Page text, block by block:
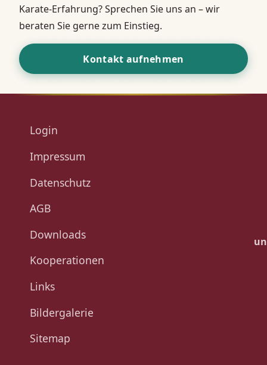
Karate-Erfahrung? Sprechen Sie uns an – wir
beraten Sie gerne zum Einstieg.
Kontakt aufnehmen
Login
Impressum
Datenschutz
AGB
Downloads
Kooperationen
Links
Bildergalerie
Sitemap